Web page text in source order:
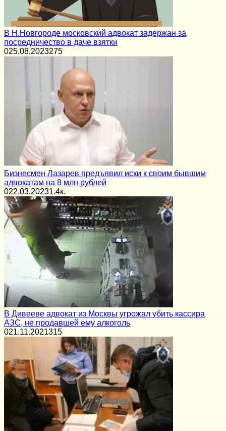
В Н.Новгороде московский адвокат задержан за
посредничество в даче взятки
025.08.2023275
Бизнесмен Лазарев предъявил иски к своим бывшим
адвокатам на 8 млн рублей
022.03.20231.4к.
В Дивееве адвокат из Москвы угрожал убить кассира
АЗС, не продавшей ему алкоголь
021.11.2021315